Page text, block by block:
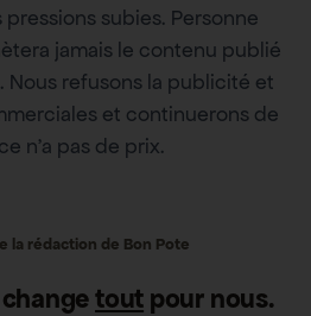
subies. Personne
jamais le contenu publié
Nous refusons la publicité et
et continuerons de
n’a pas de prix.
la rédaction de Bon Pote
changetout pour nous.